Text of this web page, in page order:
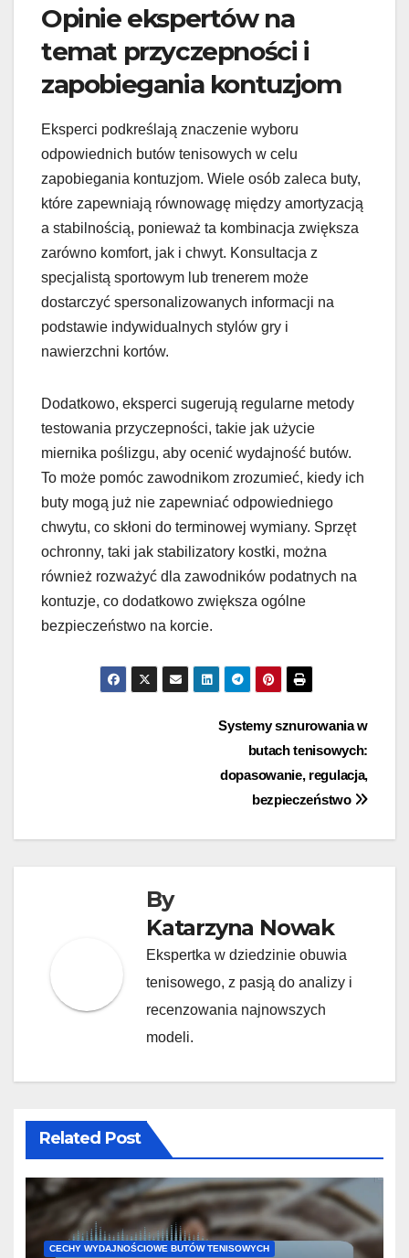
Opinie ekspertów na
temat przyczepności i
zapobiegania kontuzjom
Eksperci podkreślają znaczenie wyboru
odpowiednich butów tenisowych w celu
zapobiegania kontuzjom. Wiele osób zaleca buty,
które zapewniają równowagę między amortyzacją
a stabilnością, ponieważ ta kombinacja zwiększa
zarówno komfort, jak i chwyt. Konsultacja z
specjalistą sportowym lub trenerem może
dostarczyć spersonalizowanych informacji na
podstawie indywidualnych stylów gry i
nawierzchni kortów.
Dodatkowo, eksperci sugerują regularne metody
testowania przyczepności, takie jak użycie
miernika poślizgu, aby ocenić wydajność butów.
To może pomóc zawodnikom zrozumieć, kiedy ich
buty mogą już nie zapewniać odpowiedniego
chwytu, co skłoni do terminowej wymiany. Sprzęt
ochronny, taki jak stabilizatory kostki, można
również rozważyć dla zawodników podatnych na
kontuzje, co dodatkowo zwiększa ogólne
bezpieczeństwo na korcie.
Systemy sznurowania w
butach tenisowych:
dopasowanie, regulacja,
bezpieczeństwo
By
Katarzyna Nowak
Ekspertka w dziedzinie obuwia
tenisowego, z pasją do analizy i
recenzowania najnowszych
modeli.
Related Post
CECHY WYDAJNOŚCIOWE BUTÓW TENISOWYCH